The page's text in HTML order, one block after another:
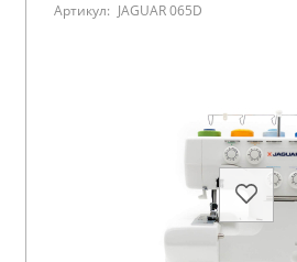
Артикул: JAGUAR 065D